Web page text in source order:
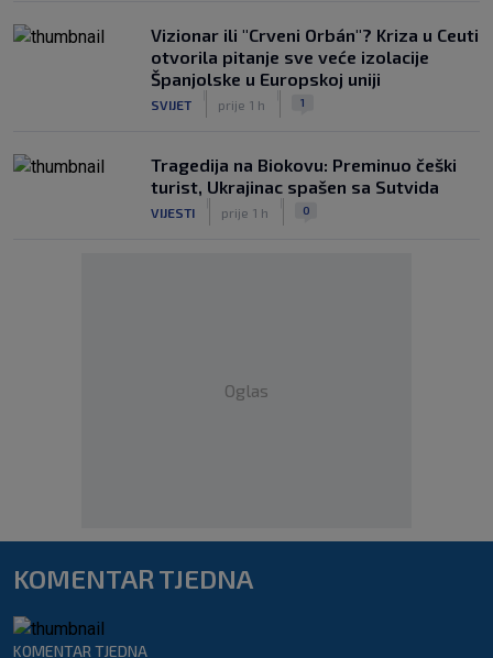
Vizionar ili "Crveni Orbán"? Kriza u Ceuti
otvorila pitanje sve veće izolacije
Španjolske u Europskoj uniji
SVIJET prije 1 h 1
Tragedija na Biokovu: Preminuo češki
turist, Ukrajinac spašen sa Sutvida
VIJESTI prije 1 h 0
Oglas
KOMENTAR TJEDNA
KOMENTAR TJEDNA